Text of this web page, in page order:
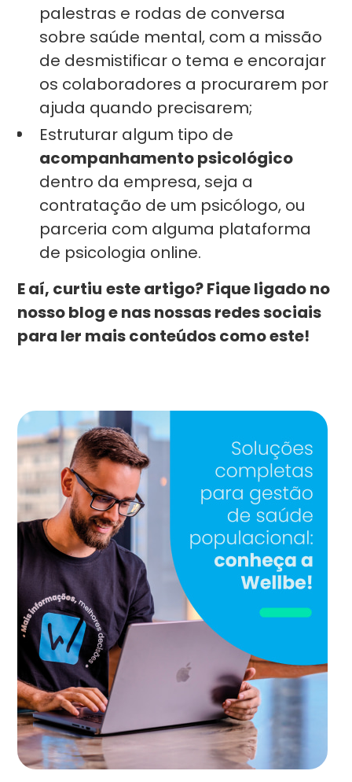
palestras e rodas de conversa
sobre saúde mental, com a missão
de desmistificar o tema e encorajar
os colaboradores a procurarem por
ajuda quando precisarem;
Estruturar algum tipo de
acompanhamento psicológico
dentro da empresa, seja a
contratação de um psicólogo, ou
parceria com alguma plataforma
de psicologia online.
E aí, curtiu este artigo? Fique ligado no
nosso blog e nas nossas redes sociais
para ler mais conteúdos como este!